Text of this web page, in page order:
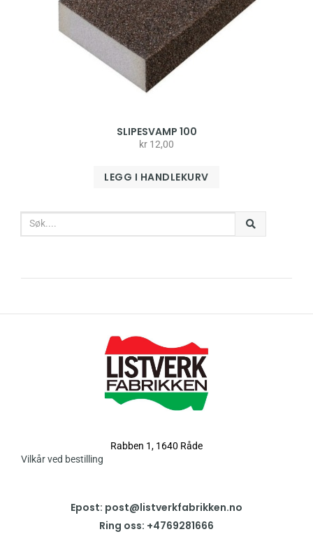
SLIPESVAMP 100
kr 12,00
LEGG I HANDLEKURV
Rabben 1, 1640 Råde
Vilkår ved bestilling
Epost: post@listverkfabrikken.no
Ring oss: +4769281666